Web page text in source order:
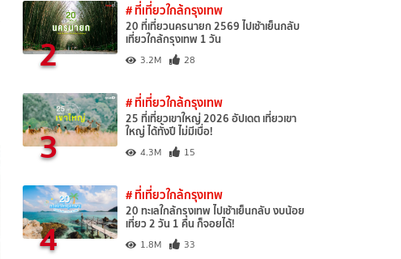
2
# ที่เที่ยวใกล้กรุงเทพ
20 ที่เที่ยวนครนายก 2569 ไปเช้าเย็นกลับ
เที่ยวใกล้กรุงเทพ 1 วัน
3.2M 28
3
# ที่เที่ยวใกล้กรุงเทพ
25 ที่เที่ยวเขาใหญ่ 2026 อัปเดต เที่ยวเขา
ใหญ่ ได้ทั้งปี ไม่มีเบื่อ!
4.3M 15
4
# ที่เที่ยวใกล้กรุงเทพ
20 ทะเลใกล้กรุงเทพ ไปเช้าเย็นกลับ งบน้อย
เที่ยว 2 วัน 1 คืน ก็จอยได้!
1.8M 33